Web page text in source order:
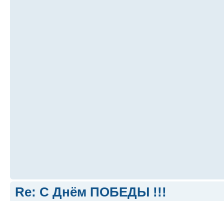
Re: С Днём ПОБЕДЫ !!!